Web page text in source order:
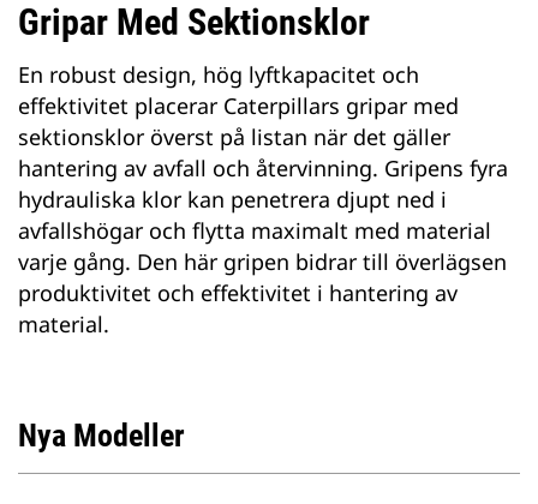
Gripar Med Sektionsklor
En robust design, hög lyftkapacitet och
effektivitet placerar Caterpillars gripar med
sektionsklor överst på listan när det gäller
hantering av avfall och återvinning. Gripens fyra
hydrauliska klor kan penetrera djupt ned i
avfallshögar och flytta maximalt med material
varje gång. Den här gripen bidrar till överlägsen
produktivitet och effektivitet i hantering av
material.
Nya Modeller